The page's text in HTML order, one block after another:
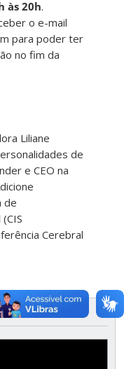
às 20h.
o e-mail
para poder ter
no fim da
Liliane
de
e CEO na
de
Cerebral